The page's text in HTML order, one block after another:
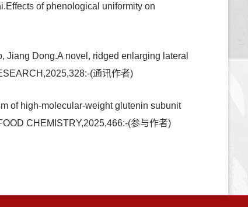
of phenological uniformity on
Jiang Dong.A novel, ridged enlarging lateral
(通讯作者)
of high-molecular-weight glutenin subunit
CHEMISTRY,2025,466:-(参与作者)